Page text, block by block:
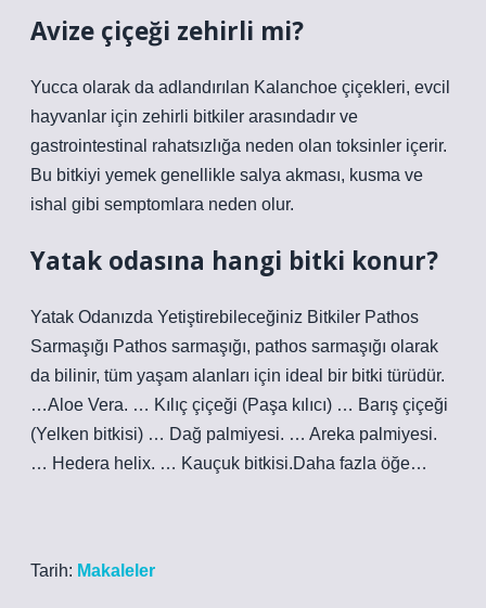
Avize çiçeği zehirli mi?
Yucca olarak da adlandırılan Kalanchoe çiçekleri, evcil
hayvanlar için zehirli bitkiler arasındadır ve
gastrointestinal rahatsızlığa neden olan toksinler içerir.
Bu bitkiyi yemek genellikle salya akması, kusma ve
ishal gibi semptomlara neden olur.
Yatak odasına hangi bitki konur?
Yatak Odanızda Yetiştirebileceğiniz Bitkiler Pathos
Sarmaşığı Pathos sarmaşığı, pathos sarmaşığı olarak
da bilinir, tüm yaşam alanları için ideal bir bitki türüdür.
…Aloe Vera. … Kılıç çiçeği (Paşa kılıcı) … Barış çiçeği
(Yelken bitkisi) … Dağ palmiyesi. … Areka palmiyesi.
… Hedera helix. … Kauçuk bitkisi.Daha fazla öğe…
Tarih: Makaleler